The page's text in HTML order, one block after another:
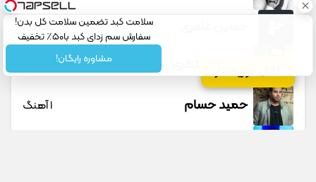
کانال موزیک تار
1 آهنگ
12 آهنگ
حمید حسام 1 آهنگ
سلامت کبد تضمین سلامت کل بدن!
سفارش سم زدای کبد با۵۰٪ تخفیف
مشاوره رایگان!